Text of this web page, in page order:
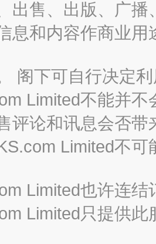
出售、出版、广
息和内容作商业用
阁下可自行决定
Limited不能并
评论和讯息会否
Limited不
Limited也许连
Limited只提供